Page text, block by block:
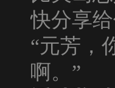
快分享
“元芳，
啊。”